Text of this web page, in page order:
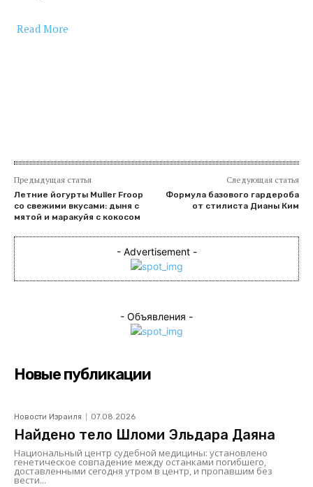
Read More
Предыдущая статья
Летние йогурты Muller Froop
со свежими вкусами: дыня с
мятой и маракуйя с кокосом
Следующая статья
Формула базового гардероба
от стилиста Дианы Ким
- Advertisement -
- Объявления -
Новые публикации
Новости Израиля 07.08.2026
Найдено тело Шломи Эльдара Даяна
Национальный центр судебной медицины: установлено
генетическое совпадение между останками погибшего,
доставленными сегодня утром в центр, и пропавшим без
вести...